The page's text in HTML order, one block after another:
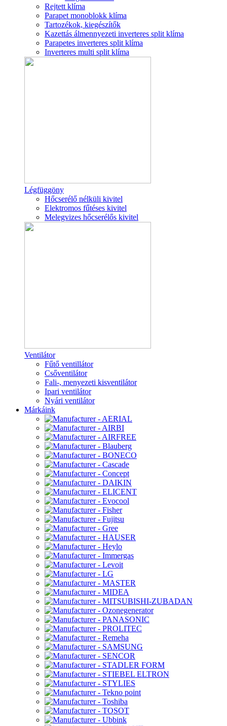
Rejtett klíma
Parapet monoblokk klíma
Tartozékok, kiegészítők
Kazettás álmennyezeti inverteres split klíma
Parapetes inverteres split klíma
Inverteres multi split klíma
Légfüggöny
Hőcserélő nélküli kivitel
Elektromos fűtéses kivitel
Melegvizes hőcserélős kivitel
Ventilátor
Fűtő ventillátor
Csőventilátor
Fali-, menyezeti kisventilátor
Ipari ventilátor
Nyári ventilátor
Márkáink